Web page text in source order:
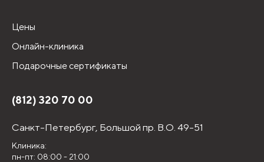
Цены
Онлайн-клиника
Подарочные сертификаты
(812) 320 70 00
Санкт-Петербург, Большой пр. В.О. 49-51
Клиника:
пн-пт: 08:00 - 21:00